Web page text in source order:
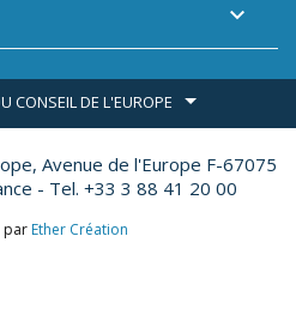

CONSEIL DE L'EUROPE
Avenue de l'Europe F-67075
- Tel. +33 3 88 41 20 00
par Ether Création